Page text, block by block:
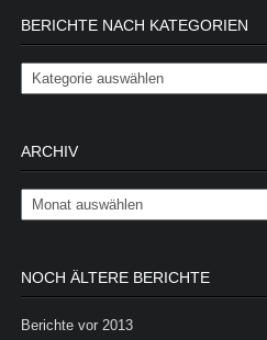
BERICHTE NACH KATEGORIEN
Berichte nach Kategorien
ARCHIV
Archiv
NOCH ÄLTERE BERICHTE
Berichte vor 2013